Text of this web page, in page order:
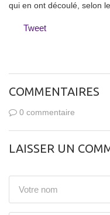
qui en ont découlé, selon
Tweet
COMMENTAIRES
0 commentaire
LAISSER UN